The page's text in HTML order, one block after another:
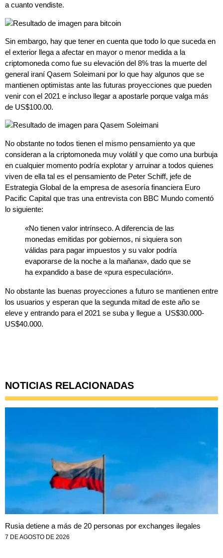
a cuanto vendiste.
Sin embargo, hay que tener en cuenta que todo lo que suceda en
el exterior llega a afectar en mayor o menor medida a la
criptomoneda como fue su elevación del 8% tras la muerte del
general iraní Qasem Soleimani por lo que hay algunos que se
mantienen optimistas ante las futuras proyecciones que pueden
venir con el 2021 e incluso llegar a apostarle porque valga más
de US$100.00.
No obstante no todos tienen el mismo pensamiento ya que
consideran a la criptomoneda muy volátil y que como una burbuja
en cualquier momento podría explotar y arruinar a todos quienes
viven de ella tal es el pensamiento de Peter Schiff, jefe de
Estrategia Global de la empresa de asesoría financiera Euro
Pacific Capital que tras una entrevista con BBC Mundo comentó
lo siguiente:
«No tienen valor intrínseco. A diferencia de las
monedas emitidas por gobiernos, ni siquiera son
válidas para pagar impuestos y su valor podría
evaporarse de la noche a la mañana», dado que se
ha expandido a base de «pura especulación».
No obstante las buenas proyecciones a futuro se mantienen entre
los usuarios y esperan que la segunda mitad de este año se
eleve y entrando para el 2021 se suba y llegue a US$30.000-
US$40.000.
NOTICIAS RELACIONADAS
Rusia detiene a más de 20 personas por exchanges ilegales
7 DE AGOSTO DE 2026